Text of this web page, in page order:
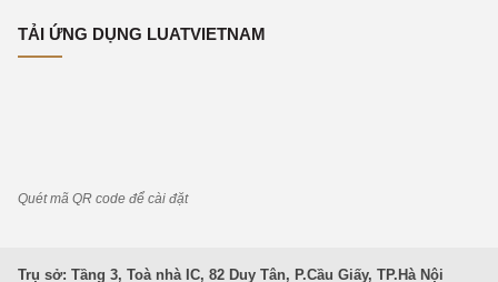
TẢI ỨNG DỤNG LUATVIETNAM
Quét mã QR code để cài đặt
Trụ sở: Tầng 3, Toà nhà IC, 82 Duy Tân, P.Cầu Giấy, TP.Hà Nội